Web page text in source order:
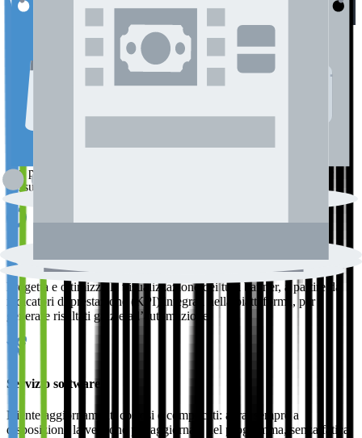
Tutti i servizi che volete
Un modello di remunerazione equo
con premi reali, aggiungendo valore, trasparenza e risultati come
nessun altro strumento sul mercato.
Rotazione banner ottimizzata
Progetta e ottimizza la visualizzazione dei tuoi banner, a partire da
indicatori di prestazione (KPI) integrati nella piattaforma, per
generare risultati grazie all’automazione.
Servizio software
Niente aggiornamenti costosi e complicati: avrai sempre a
disposizione la versione più aggiornata del programma, senza fatica.